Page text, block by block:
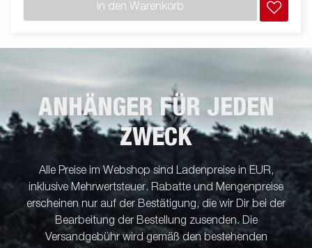
In den Warenkorb
ANHÄNGER FÜR JEDEN
ZWECK
Alle Preise im Webshop sind Ladenpreise in EUR,
inklusive Mehrwertsteuer. Rabatte und Mengenpreise
erscheinen nur auf der Bestätigung, die wir Dir bei der
Bearbeitung der Bestellung zusenden. Die
Versandgebühr wird gemäß den bestehenden